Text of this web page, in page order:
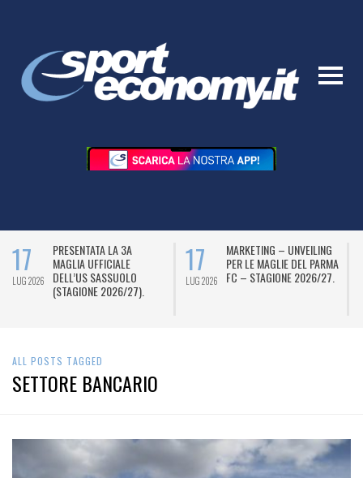
17
LUG 2026
PRESENTATA LA 3A
MAGLIA UFFICIALE
DELL’US SASSUOLO
(STAGIONE 2026/27).
17
LUG 2026
MARKETING – UNVEILING
PER LE MAGLIE DEL PARMA
FC – STAGIONE 2026/27.
ALL POSTS TAGGED
SETTORE BANCARIO